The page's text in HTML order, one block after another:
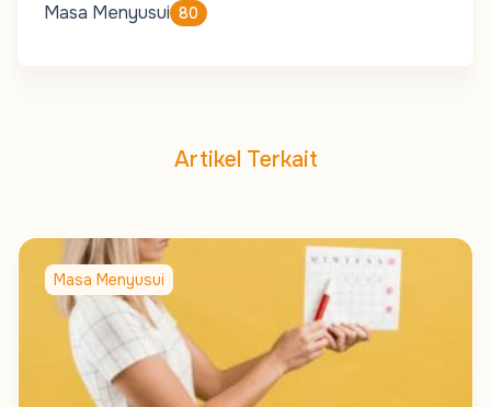
Masa Menyusui 80
Artikel Terkait
Masa Menyusui